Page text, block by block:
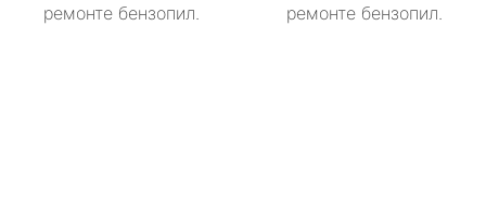
ремонте бензопил.
ремонте бензопил.